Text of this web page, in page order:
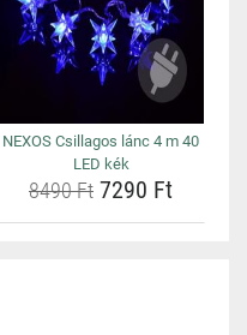
NEXOS Csillagos lánc 4 m 40
LED kék
8490 Ft 7290 Ft